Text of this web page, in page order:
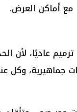
مع أماكن العرض.
عاديًا، لأن
جماهيرية، وكل